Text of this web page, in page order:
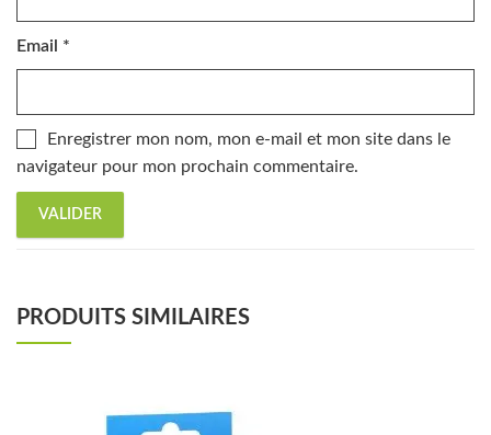
Email *
Enregistrer mon nom, mon e-mail et mon site dans le
navigateur pour mon prochain commentaire.
PRODUITS SIMILAIRES